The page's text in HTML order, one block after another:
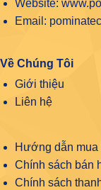
Website:
Email:
Về Chúng Tôi
Giới thiệu
Liên hệ
Hướng dẫn mua
Chính sách bán
Chính sách